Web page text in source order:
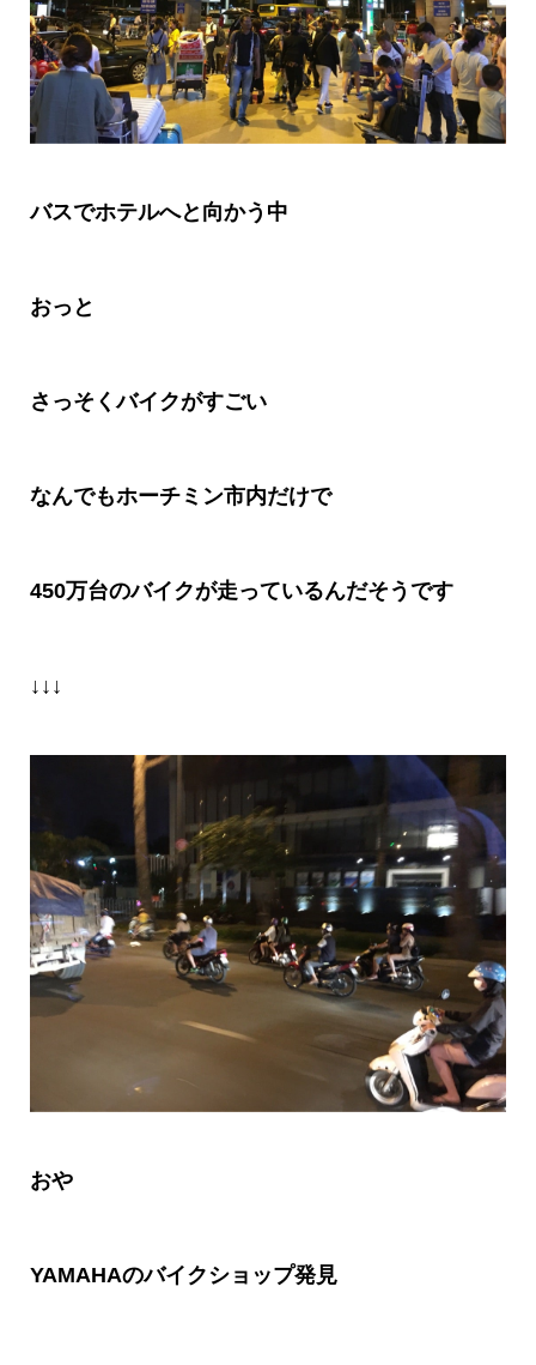
バスでホテルへと向かう中
おっと
さっそくバイクがすごい
なんでもホーチミン市内だけで
450万台のバイクが走っているんだそうです
↓↓↓
おや
YAMAHAのバイクショップ発見